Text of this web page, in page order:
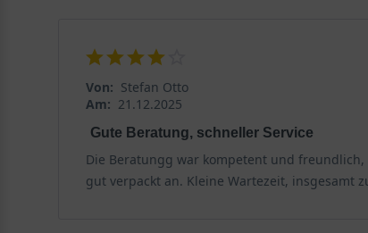
Von: Stefan Otto
Am: 21.12.2025
Gute Beratung, schneller Service
Die Beratungg war kompetent und freundlich,
gut verpackt an. Kleine Wartezeit, insgesamt